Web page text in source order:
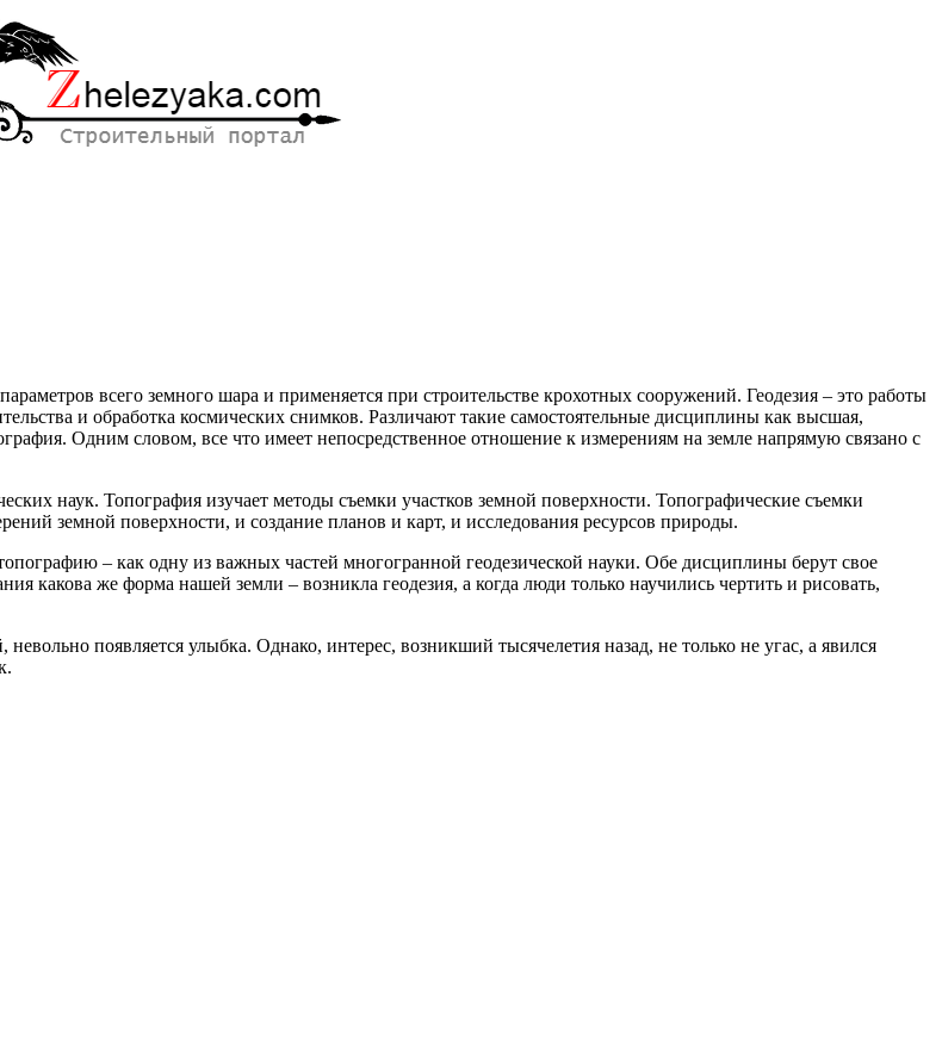
всего земного шара и применяется при строительстве крохотных сооружений. Геодезия – это работы
и обработка космических снимков. Различают такие самостоятельные дисциплины как высшая,
Одним словом, все что имеет непосредственное отношение к измерениям на земле напрямую связано с
наук. Топография изучает методы съемки участков земной поверхности. Топографические съемки
земной поверхности, и создание планов и карт, и исследования ресурсов природы.
– как одну из важных частей многогранной геодезической науки. Обе дисциплины берут свое
какова же форма нашей земли – возникла геодезия, а когда люди только научились чертить и рисовать,
появляется улыбка. Однако, интерес, возникший тысячелетия назад, не только не угас, а явился